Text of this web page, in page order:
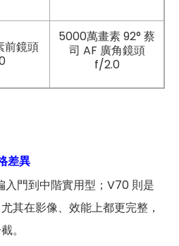
前鏡頭
5000萬畫素 92° 蔡
司 AF 廣角鏡頭
f/2.0
差異
入門到中階實用型；V70 則是
其在影像、效能上都更完整，
。